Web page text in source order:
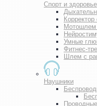
Спорт и здоровье
Корректор
Мотошлем
Умные
Фитнес-
Шлем с
Наушники